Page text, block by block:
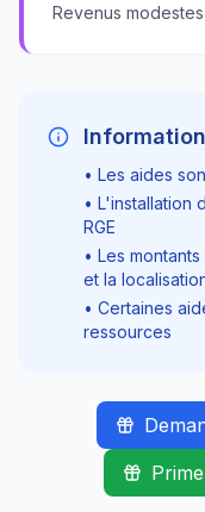
Revenus
• Les aides
• L'installation
RGE
• Les
et la
• Certaines
ressources